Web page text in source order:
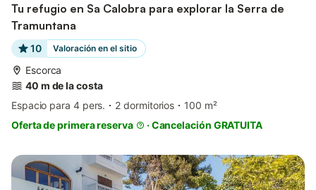
Tu refugio en Sa Calobra para explorar la Serra de
Tramuntana
10 Valoración en el sitio
Escorca
40 m de la costa
Espacio para 4 pers.
2 dormitorios
100 m²
Oferta de primera reserva
·Cancelación GRATUITA